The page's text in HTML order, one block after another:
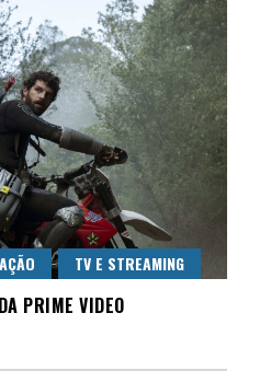
TV E STREAMING
PRIME VIDEO